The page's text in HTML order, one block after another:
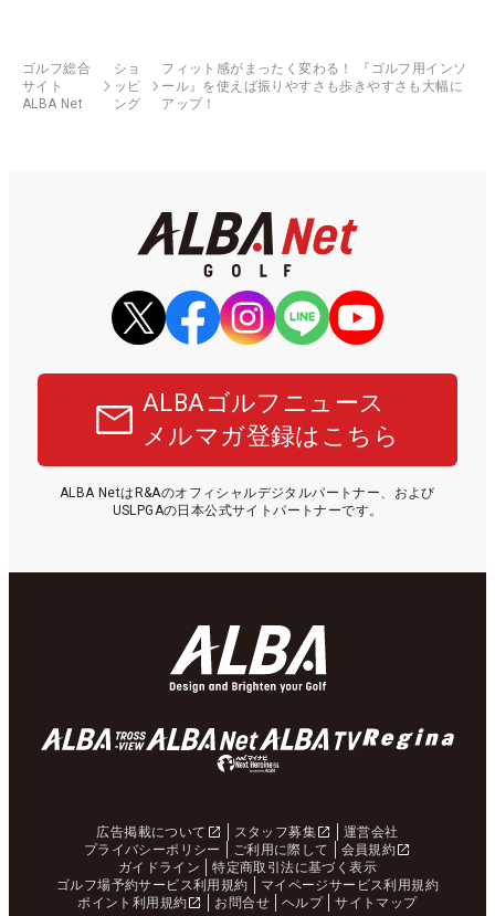
ゴルフ総合
サイト
ALBA Net
ショ
ッピ
ング
フィット感がまったく変わる！ 『ゴルフ用インソ
ール』を使えば振りやすさも歩きやすさも大幅に
アップ！
ALBAゴルフニュース
メルマガ登録はこちら
ALBA NetはR&Aのオフィシャルデジタルパートナー、および
USLPGAの日本公式サイトパートナーです。
広告掲載について スタッフ募集
運営会社
プライバシーポリシー
ご利用に際して
会員規約
ガイドライン
特定商取引法に基づく表示
ゴルフ場予約サービス利用規約
マイページサービス利用規約
ポイント利用規約
お問合せ ヘルプ サイトマップ